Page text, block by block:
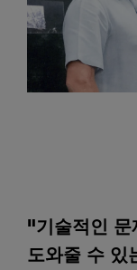
"기술적인 문
도와줄 수 있